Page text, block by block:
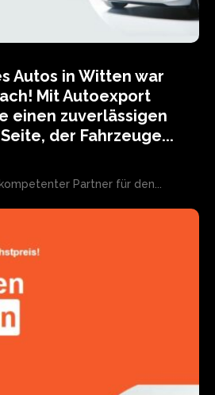
Autos in Witten war
Mit Autoexport
einen zuverlässigen
der Fahrzeuge...
Partner für den...